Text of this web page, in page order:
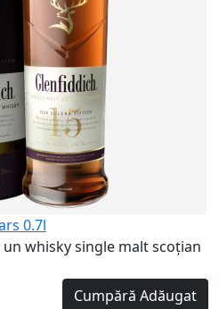
0.7l
whisky single malt scoțian
Cumpără Adăugat